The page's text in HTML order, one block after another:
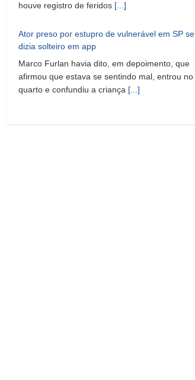
houve registro de feridos [...]
Ator preso por estupro de vulnerável em SP se
dizia solteiro em app
Marco Furlan havia dito, em depoimento, que
afirmou que estava se sentindo mal, entrou no
quarto e confundiu a criança [...]